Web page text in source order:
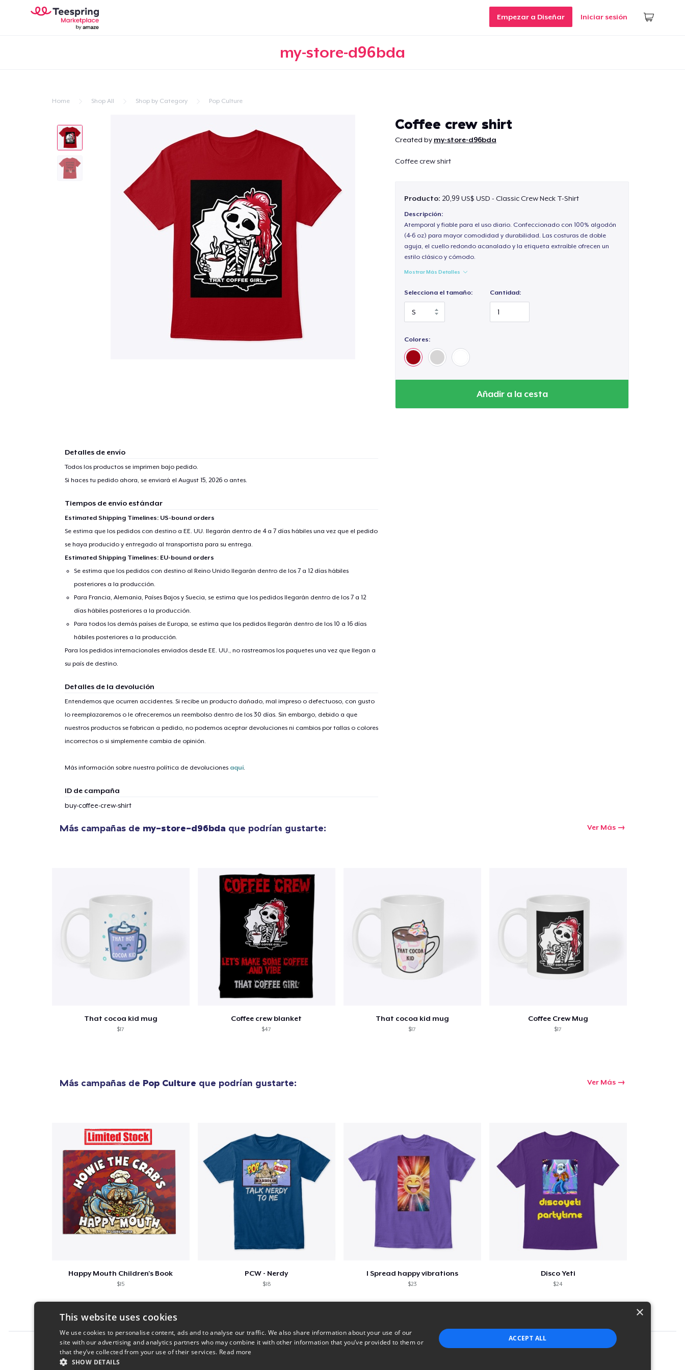
Empezar a Diseñar Iniciar sesión
my-store-d96bda
Home Shop All Shop by Category Pop Culture
Coffee crew shirt
Created by my-store-d96bda
Coffee crew shirt
Producto: 20,99 US$ USD - Classic Crew Neck T-Shirt
Descripción:
Atemporal y fiable para el uso diario. Confeccionado con 100% algodón
(4-6 oz) para mayor comodidad y durabilidad. Las costuras de doble
aguja, el cuello redondo acanalado y la etiqueta extraíble ofrecen un
estilo clásico y cómodo.
Mostrar Más Detalles
Selecciona el tamaño: Cantidad:
Colores:
Añadir a la cesta
Detalles de envío
Todos los productos se imprimen bajo pedido.
Si haces tu pedido ahora, se enviará el August 15, 2026o antes.
Tiempos de envío estándar
Estimated Shipping Timelines: US-bound orders
Se estima que los pedidos con destino a EE. UU. llegarán dentro de 4 a 7 días hábiles una vez que el pedido
se haya producido y entregado al transportista para su entrega.
Estimated Shipping Timelines: EU-bound orders
Se estima que los pedidos con destino al Reino Unido llegarán dentro de los 7 a 12 días hábiles
posteriores a la producción.
Para Francia, Alemania, Países Bajos y Suecia, se estima que los pedidos llegarán dentro de los 7 a 12
días hábiles posteriores a la producción.
Para todos los demás países de Europa, se estima que los pedidos llegarán dentro de los 10 a 16 días
hábiles posteriores a la producción.
Para los pedidos internacionales enviados desde EE. UU., no rastreamos los paquetes una vez que llegan a
su país de destino.
Detalles de la devolución
Entendemos que ocurren accidentes. Si recibe un producto dañado, mal impreso o defectuoso, con gusto
lo reemplazaremos o le ofreceremos un reembolso dentro de los 30 días. Sin embargo, debido a que
nuestros productos se fabrican a pedido, no podemos aceptar devoluciones ni cambios por tallas o colores
incorrectos o si simplemente cambia de opinión.
Más información sobre nuestra política de devoluciones aquí.
ID de campaña
buy-coffee-crew-shirt
Más campañas de my-store-d96bda que podrían gustarte: Ver Más
That cocoa kid mug
$17
Coffee crew blanket
$47
That cocoa kid mug
$17
Coffee Crew Mug
$17
Más campañas de Pop Culture que podrían gustarte: Ver Más
Happy Mouth Children's Book
$15
PCW - Nerdy
$18
I Spread happy vibrations
$23
Disco Yeti
$24
Report this product
1artículo añadido al carrito
×
This website uses cookies
We use cookies to personalise content, ads and to analyse our traffic. We also share information about your use of our
site with our advertising and analytics partners who may combine it with other information that you’ve provided to them or
that they’ve collected from your use of their services. Read more
SHOW DETAILS
ACCEPT ALL